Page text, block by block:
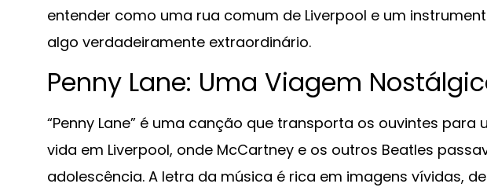
entender como uma rua comum de Liverpool e um
algo verdadeiramente extraordinário.
Penny Lane: Uma Viagem
“Penny Lane” é uma canção que transporta os ouvintes
vida em Liverpool, onde McCartney e os outros Beatles
adolescência. A letra da música é rica em imagens vívidas,